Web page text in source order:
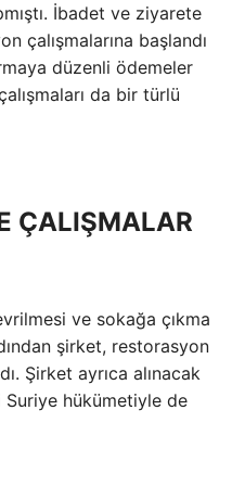
İbadet ve ziyarete
çalışmalarına başlandı
düzenli ödemeler
da bir türlü
ÇALIŞMALAR
ve sokağa çıkma
şirket, restorasyon
Şirket ayrıca alınacak
hükümetiyle de